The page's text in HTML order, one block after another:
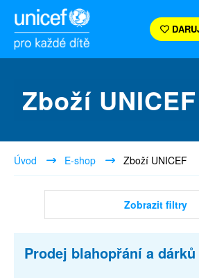
Zboží UNICEF
Úvod E-shop Zboží UNICEF
Zobrazit filtry
Prodej blahopřání a dárků